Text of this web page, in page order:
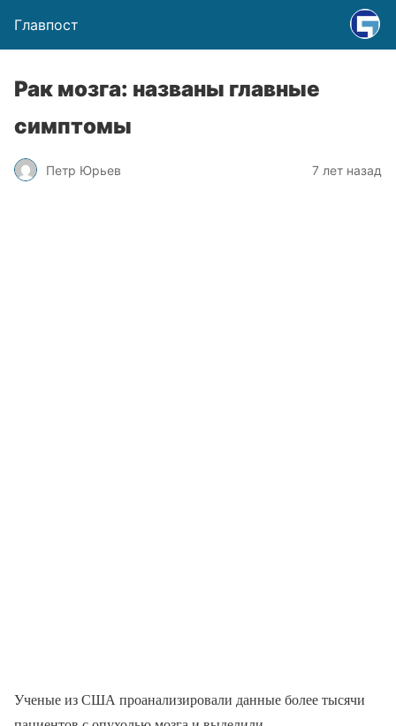
Главпост
Рак мозга: названы главные
симптомы
Петр Юрьев 7 лет назад
Ученые из США проанализировали данные более тысячи